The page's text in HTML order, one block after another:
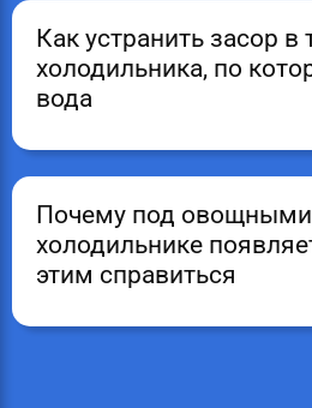
Как устранить засор в
холодильника, по
вода
Почему под
холодильнике
этим справиться